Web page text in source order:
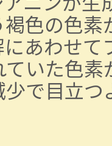
色の色
あわせて
いた色
で目立